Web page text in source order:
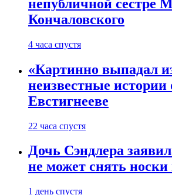
непубличной сестре
Кончаловского
4 часа спустя
«Картинно выпадал
неизвестные истории
Евстигнееве
22 часа спустя
Дочь Сэндлера
не может снять
1 день спустя